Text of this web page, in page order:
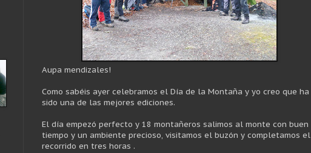
Aupa mendizales!
Como sabéis ayer celebramos el Día de la Montaña y yo creo que ha
sido una de las mejores ediciones.
El día empezó perfecto y 18 montañeros salimos al monte con buen
tiempo y un ambiente precioso, visitamos el buzón y completamos el
recorrido en tres horas .